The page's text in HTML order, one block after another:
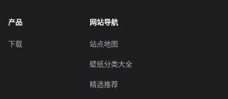
产品
下载
网站导航
站点地图
壁纸分类大全
精选推荐